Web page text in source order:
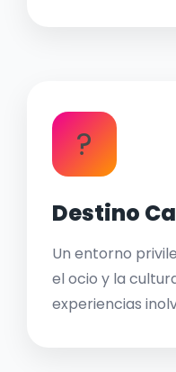
?
Destino
Un entorno
el ocio y la
experiencias